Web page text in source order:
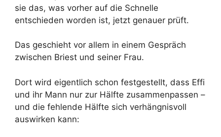
sie das, was vorher auf die Schnelle
entschieden worden ist, jetzt genauer prüft.
Das geschieht vor allem in einem Gespräch
zwischen Briest und seiner Frau.
Dort wird eigentlich schon festgestellt, dass Effi
und ihr Mann nur zur Hälfte zusammenpassen –
und die fehlende Hälfte sich verhängnisvoll
auswirken kann: